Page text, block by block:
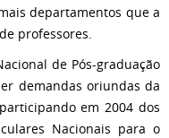
departamentos que a
professores.
de Pós-graduação
demandas oriundas da
em 2004 dos
Nacionais para o